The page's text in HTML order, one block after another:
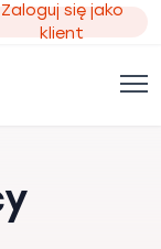
Zaloguj się jako
klient